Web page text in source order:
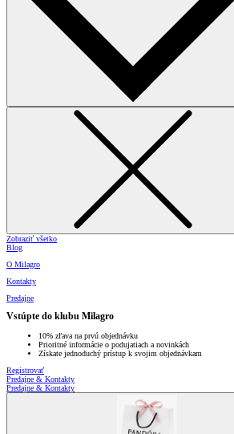
Zobraziť všetko
Blog
O Milagro
Kontakty
Predajne
Vstúpte do klubu Milagro
10% zľava na prvú objednávku
Prioritné informácie o podujatiach a novinkách
Získate jednoduchý prístup k svojim objednávkam
Registrovať
Predajne & Kontakty
Predajne & Kontakty